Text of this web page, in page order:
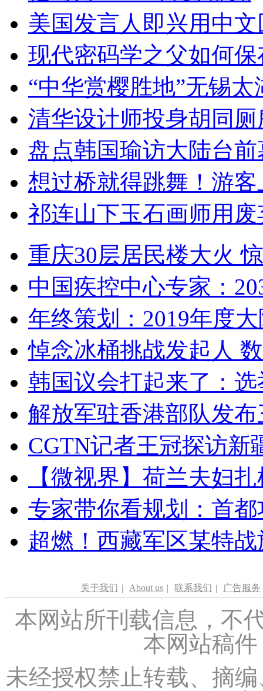
美国发言人即兴用中
现代密码学之父如何
“中华赏樱胜地”无锡
清华设计师投身胡同
盘点韩国瑜访大陆台
想过桥就得跳舞！游客
祁连山下玉石画师用
重庆30层居民楼大火
中国疾控中心专家：
年终策划：2019年度
悼念冰桶挑战发起人
韩国议会打起来了：
解放军驻香港部队发
CGTN记者王冠探访新
【微视界】荷兰夫妇
专家带你看规划：首
超燃！西藏军区某特
关于我们 | About us | 联系我们 | 广告服务
本网站所刊载信息，不
本网站稿
未经授权禁止转载、摘